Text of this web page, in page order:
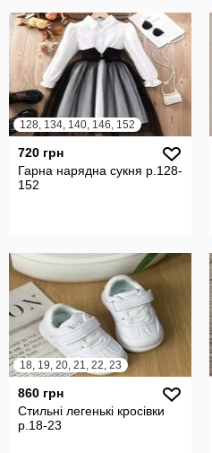
128, 134, 140, 146, 152
720 грн
Гарна нарядна сукня р.128-
152
18, 19, 20, 21, 22, 23
860 грн
Стильні легенькі кросівки
р.18-23